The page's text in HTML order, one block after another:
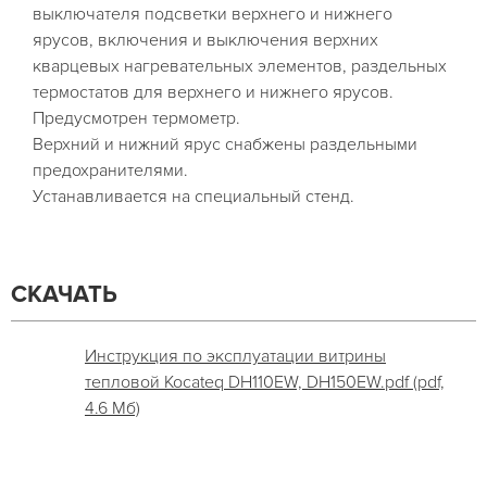
выключателя подсветки верхнего и нижнего
ярусов, включения и выключения верхних
кварцевых нагревательных элементов, раздельных
термостатов для верхнего и нижнего ярусов.
Предусмотрен термометр.
Верхний и нижний ярус снабжены раздельными
предохранителями.
Устанавливается на специальный стенд.
СКАЧАТЬ
Инструкция по эксплуатации витрины
тепловой Kocateq DH110EW, DH150EW.pdf (pdf,
4.6 Мб)